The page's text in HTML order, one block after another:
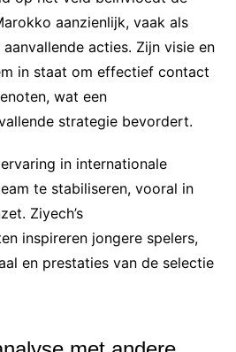
aanzienlijk, vaak als
acties. Zijn visie en
in staat om effectief contact
wat een
strategie bevordert.
in internationale
te stabiliseren, vooral in
Ziyech’s
inspireren jongere spelers,
en prestaties van de selectie